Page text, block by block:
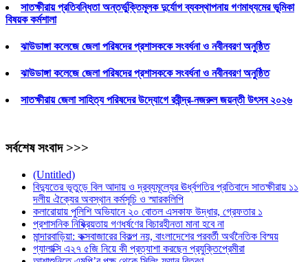
সাতক্ষীরায় প্রতিবন্ধিতা অন্তর্ভুক্তিমূলক দুর্যোগ ব্যবস্থাপনায় গণমাধ্যমের ভূমিকা
বিষয়ক কর্মশালা
ঝাউডাঙ্গা কলেজে জেলা পরিষদের প্রশাসককে সংবর্ধনা ও নবীনবরণ অনুষ্ঠিত
ঝাউডাঙ্গা কলেজে জেলা পরিষদের প্রশাসককে সংবর্ধনা ও নবীনবরণ অনুষ্ঠিত
সাতক্ষীরায় জেলা সাহিত্য পরিষদের উদ্যোগে রবীন্দ্র-নজরুল জয়ন্তী উৎসব ২০২৬
সর্বশেষ সংবাদ >>>
(Untitled)
বিদ্যুতের ভূতুড়ে বিল আদায় ও দ্রব্যমূল্যের ঊর্ধ্বগতির প্রতিবাদে সাতক্ষীরায় ১১
দলীয় ঐক্যের অবস্থান কর্মসূচি ও স্মারকলিপি
কলারোয়ায় পুলিশি অভিযানে ২০ বোতল এসকাফ উদ্ধার, গ্রেফতার ১
প্রশাসনিক নিষ্ক্রিয়তায় গণধর্ষণের বিচারহীনতা মানা হবে না
মান্দারবাড়িয়া: কক্সবাজারের বিকল্প নয়, বাংলাদেশের পরবর্তী অর্থনৈতিক বিস্ময়
গ্যালাক্সি এ২৭ ৫জি নিয়ে কী প্রত্যাশা করছেন প্রযুক্তিপ্রেমীরা